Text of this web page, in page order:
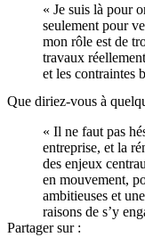
« Je suis là pour
seulement pour
mon rôle est de
travaux
et les contraintes
Que diriez-vous à
« Il ne faut pas
entreprise, et la
des enjeux
en mouvement,
ambitieuses et
raisons de s’y
Partager sur :